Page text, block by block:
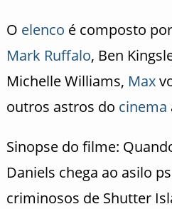
O elenco é composto
Mark Ruffalo, Ben
Michelle Williams, Max
outros astros do cinema
Sinopse do filme:
Daniels chega ao asilo
criminosos de Shutter